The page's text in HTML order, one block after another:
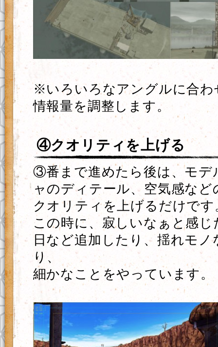
※いろいろなアングルに合わ
情報量を調整します。
④クオリティを上げる
③番まで進めたら後は、モデ
ャのディテール、空気感など
クオリティを上げるだけです
この時に、寂しいなぁと感じ
日など追加したり、揺れモ
り、
細かなことをやっています。